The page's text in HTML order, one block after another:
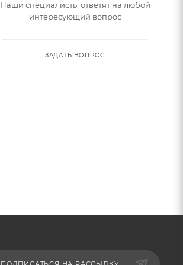
Наши специалисты ответят на любой
интересующий вопрос
ЗАДАТЬ ВОПРОС